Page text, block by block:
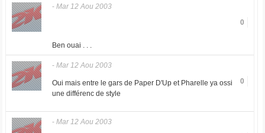
- Mar 12 Aou 2003
0
Ben ouai . . .
- Mar 12 Aou 2003
0
Oui mais entre le gars de Paper D'Up et Pharelle ya ossi
une différenc de style
- Mar 12 Aou 2003